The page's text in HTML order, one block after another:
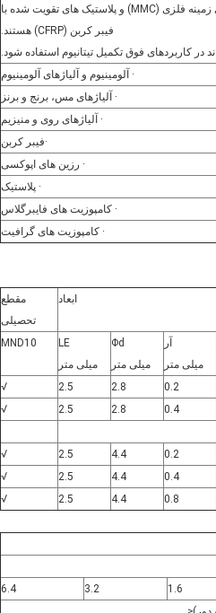
ابزارهای PCD محدود به مواد غیر آهنی، مانند آلومینیوم با سیلیکون بالا، کامپوزیت های زمینه فلزی (MMC) و پلاستیک های تقویت شده با
فیبر کربن (CFRP) هستند.
· آلومینیوم و آلیاژهای آلومینیوم
· آلیاژهای مس، برنج و برنز
· آلیاژهای روی و منیزیم
·فیبر کربن
· رزین های اپوکسی
· پلاستیک
· کامپوزیت های فایبرگلاس
· کامپوزیت های گرافیت
ابعاد
مقطع
تحصیلی
آر
میلی متر
Φd
میلی متر
LE
میلی متر
MND10
0.2
2.8
2.5
√
0.4
2.8
2.5
√
0.2
4.4
2.5
√
0.4
4.4
2.5
√
0.8
4.4
2.5
√
1.6
3.2
6.4